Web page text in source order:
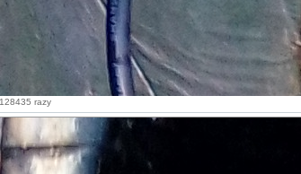
razy